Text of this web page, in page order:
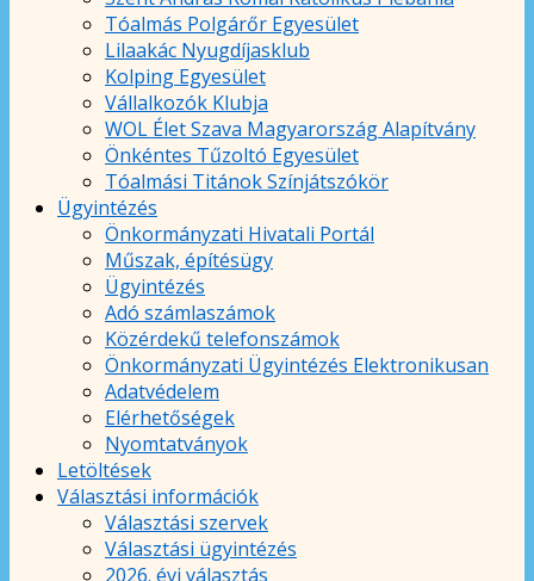
Tóalmás Polgárőr Egyesület
Lilaakác Nyugdíjasklub
Kolping Egyesület
Vállalkozók Klubja
WOL Élet Szava Magyarország Alapítvány
Önkéntes Tűzoltó Egyesület
Tóalmási Titánok Színjátszókör
Ügyintézés
Önkormányzati Hivatali Portál
Műszak, építésügy
Ügyintézés
Adó számlaszámok
Közérdekű telefonszámok
Önkormányzati Ügyintézés Elektronikusan
Adatvédelem
Elérhetőségek
Nyomtatványok
Letöltések
Választási információk
Választási szervek
Választási ügyintézés
2026. évi választás